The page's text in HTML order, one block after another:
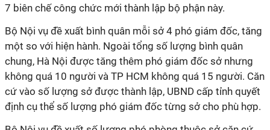
7 biên chế công chức mới thành lập bộ phận này.
Bộ Nội vụ đề xuất bình quân mỗi sở 4 phó giám đốc, tăng
một so với hiện hành. Ngoài tổng số lượng bình quân
chung, Hà Nội được tăng thêm phó giám đốc sở nhưng
không quá 10 người và TP HCM không quá 15 người. Căn
cứ vào số lượng sở được thành lập, UBND cấp tỉnh quyết
định cụ thể số lượng phó giám đốc từng sở cho phù hợp.